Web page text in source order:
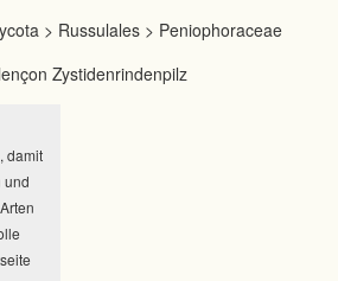
> Russulales > Peniophoraceae
Zystidenrindenpilz
damit
und